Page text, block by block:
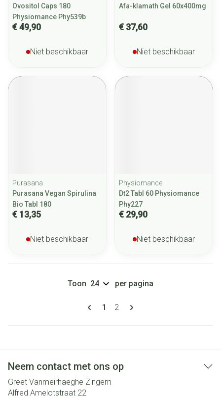
Ovositol Caps 180
Physiomance Phy539b
€ 49,90
Niet beschikbaar
Afa-klamath Gel 60x400mg
€ 37,60
Niet beschikbaar
Purasana
Purasana Vegan Spirulina
Bio Tabl 180
€ 13,35
Niet beschikbaar
Physiomance
Dt2 Tabl 60 Physiomance
Phy227
€ 29,90
Niet beschikbaar
Pagina's
U lees momenteel pagina
1 Pagina
2
Toon per pagina
Neem contact met ons op
Greet Vanmeirhaeghe Zingem
Alfred Amelotstraat 22